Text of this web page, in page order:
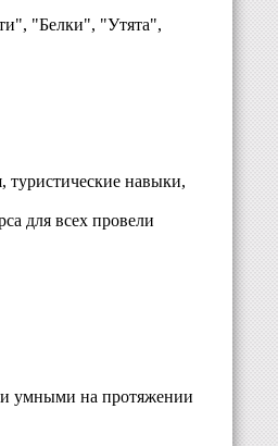
"Белки", "Утята",
туристические навыки,
для всех провели
умными на протяжении